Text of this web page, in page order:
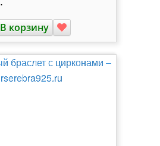
корзину